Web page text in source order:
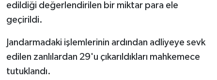
edildiği değerlendirilen bir miktar para ele
geçirildi.
Jandarmadaki işlemlerinin ardından adliyeye sevk
edilen zanlılardan 29'u çıkarıldıkları mahkemece
tutuklandı.